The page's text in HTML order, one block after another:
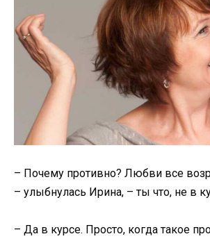
– Почему противно? Любви все
– улыбнулась Ирина, – ты что, не в
– Да в курсе. Просто, когда такое